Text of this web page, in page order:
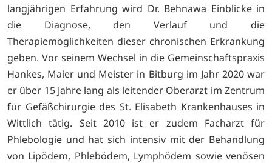
langjährigen Erfahrung wird Dr. Behnawa Einblicke in
die Diagnose, den Verlauf und die
Therapiemöglichkeiten dieser chronischen Erkrankung
geben. Vor seinem Wechsel in die Gemeinschaftspraxis
Hankes, Maier und Meister in Bitburg im Jahr 2020 war
er über 15 Jahre lang als leitender Oberarzt im Zentrum
für Gefäßchirurgie des St. Elisabeth Krankenhauses in
Wittlich tätig. Seit 2010 ist er zudem Facharzt für
Phlebologie und hat sich intensiv mit der Behandlung
von Lipödem, Phlebödem, Lymphödem sowie venösen